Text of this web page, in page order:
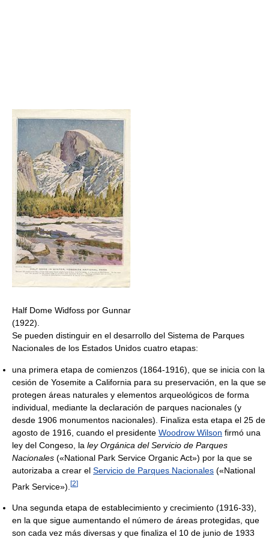
Half Dome Widfoss por Gunnar
(1922).
Se pueden distinguir en el desarrollo del Sistema de Parques
Nacionales de los Estados Unidos cuatro etapas:
una primera etapa de comienzos (1864-1916), que se inicia con la
cesión de Yosemite a California para su preservación, en la que se
protegen áreas naturales y elementos arqueológicos de forma
individual, mediante la declaración de parques nacionales (y
desde 1906 monumentos nacionales). Finaliza esta etapa el 25 de
agosto de 1916, cuando el presidente Woodrow Wilson firmó una
ley del Congeso, la ley Orgánica del Servicio de Parques
Nacionales («National Park Service Organic Act») por la que se
autorizaba a crear el Servicio de Parques Nacionales («National
Park Service»). [2]
Una segunda etapa de establecimiento y crecimiento (1916-33),
en la que sigue aumentando el número de áreas protegidas, que
son cada vez más diversas y que finaliza el 10 de junio de 1933